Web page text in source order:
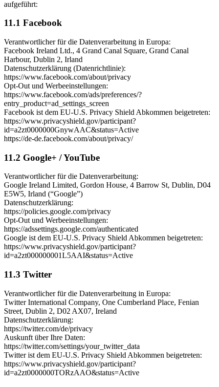
aufgeführt:
11.1 Facebook
Verantwortlicher für die Datenverarbeitung in Europa:
Facebook Ireland Ltd., 4 Grand Canal Square, Grand Canal
Harbour, Dublin 2, Irland
Datenschutzerklärung (Datenrichtlinie):
https://www.facebook.com/about/privacy
Opt-Out und Werbeeinstellungen:
https://www.facebook.com/ads/preferences/?
entry_product=ad_settings_screen
Facebook ist dem EU-U.S. Privacy Shield Abkommen beigetreten:
https://www.privacyshield.gov/participant?
id=a2zt0000000GnywAAC&status=Active
https://de-de.facebook.com/about/privacy/
11.2 Google+ / YouTube
Verantwortlicher für die Datenverarbeitung:
Google Ireland Limited, Gordon House, 4 Barrow St, Dublin, D04
E5W5, Irland (“Google”)
Datenschutzerklärung:
https://policies.google.com/privacy
Opt-Out und Werbeeinstellungen:
https://adssettings.google.com/authenticated
Google ist dem EU-U.S. Privacy Shield Abkommen beigetreten:
https://www.privacyshield.gov/participant?
id=a2zt000000001L5AAI&status=Active
11.3 Twitter
Verantwortlicher für die Datenverarbeitung in Europa:
Twitter International Company, One Cumberland Place, Fenian
Street, Dublin 2, D02 AX07, Ireland
Datenschutzerklärung:
https://twitter.com/de/privacy
Auskunft über Ihre Daten:
https://twitter.com/settings/your_twitter_data
Twitter ist dem EU-U.S. Privacy Shield Abkommen beigetreten:
https://www.privacyshield.gov/participant?
id=a2zt0000000TORzAAO&status=Active